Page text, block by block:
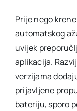
Prije nego
automatskog
uvijek
aplikacija.
verzijama
prijavljene
bateriju, sporo